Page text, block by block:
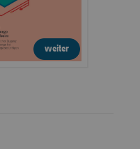
weiter